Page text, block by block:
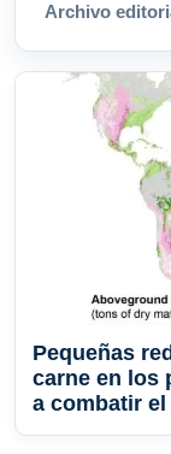
Archivo
Pequeñas
carne en los
a combatir